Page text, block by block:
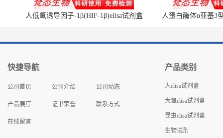
人低氧诱导因子-1β(HIF-1β)elisa试剂盒 人蛋白酶体α亚基3
快捷导航
公司首页 公司介绍 公司动态
产品展厅 证书荣誉 联系方式
在线留言
产品类别
人elisa试剂盒
大鼠elisa试剂盒
昆虫elisa试剂盒
生物试剂